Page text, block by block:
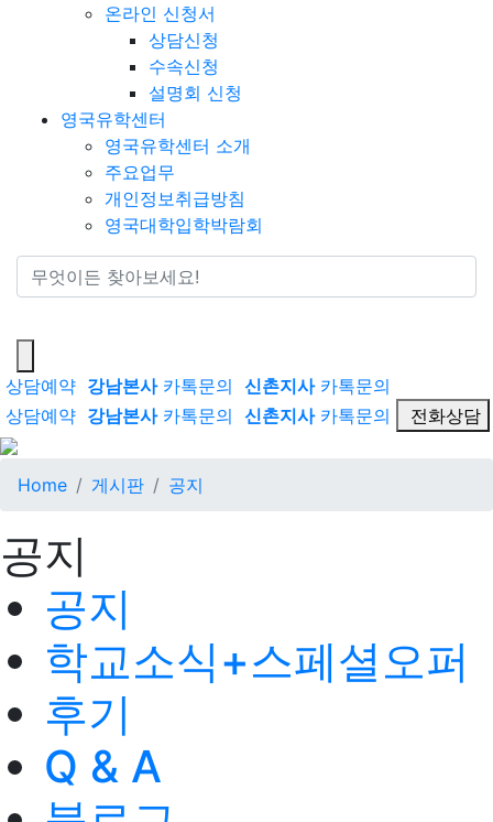
온라인 신청서
상담신청
수속신청
설명회 신청
영국유학센터
영국유학센터 소개
주요업무
개인정보취급방침
영국대학입학박람회
통합검색
상담예약 강남본사카톡문의 신촌지사카톡문의
상담예약 강남본사카톡문의 신촌지사카톡문의 전화상담
Home 게시판 공지
공지
공지
학교소식+스페셜오퍼
후기
Q & A